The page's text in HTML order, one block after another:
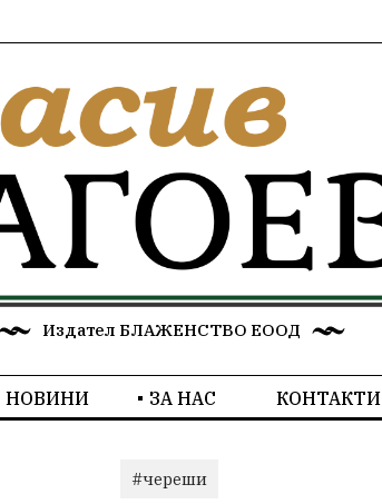
Издател БЛАЖЕНСТВО ЕООД
НОВИНИ ЗА НАС КОНТАКТИ
#череши